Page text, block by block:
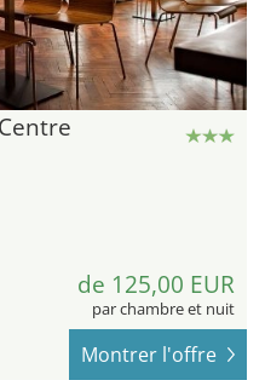
de 125,00 EUR
par chambre et nuit
Montrer l'offre